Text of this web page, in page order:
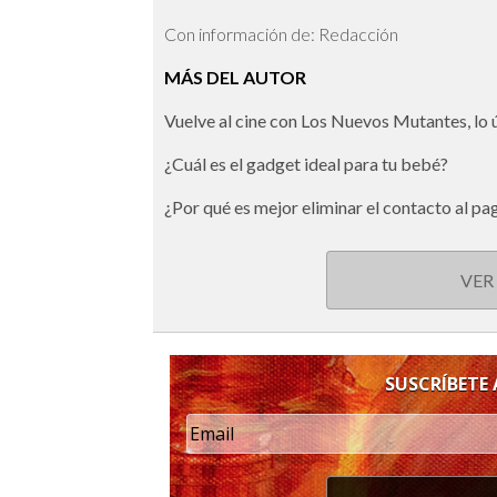
Con información de: Redacción
MÁS DEL AUTOR
Vuelve al cine con Los Nuevos Mutantes,
¿Cuál es el gadget ideal para tu bebé?
¿Por qué es mejor eliminar el contacto al